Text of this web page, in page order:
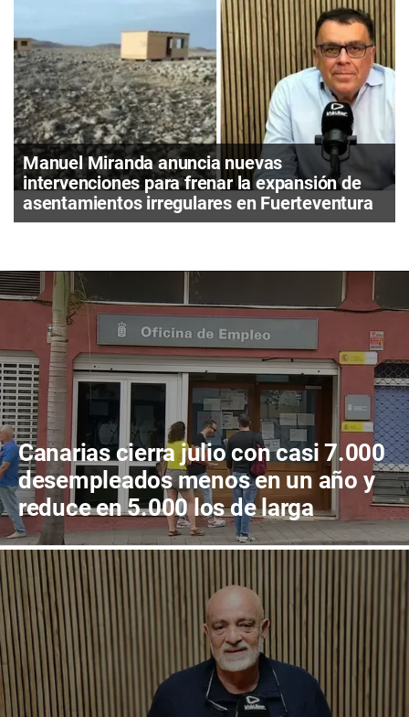
Manuel Miranda anuncia nuevas
intervenciones para frenar la expansión de
asentamientos irregulares en Fuerteventura
Canarias cierra julio con casi 7.000
desempleados menos en un año y
reduce en 5.000 los de larga
duración